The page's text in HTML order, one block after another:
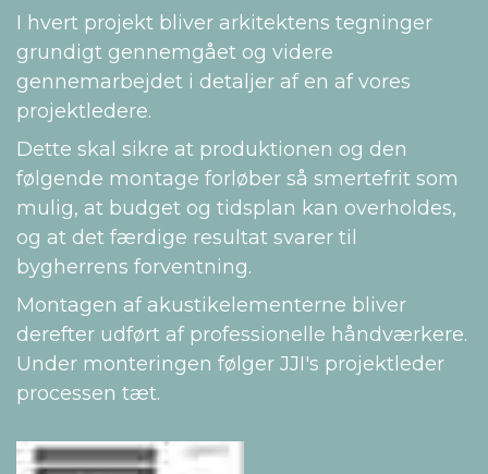
I hvert projekt bliver arkitektens tegninger
grundigt gennemgået og videre
gennemarbejdet i detaljer af en af vores
projektledere.
Dette skal sikre at produktionen og den
følgende montage forløber så smertefrit som
mulig, at budget og tidsplan kan overholdes,
og at det færdige resultat svarer til
bygherrens forventning.
Montagen af akustikelementerne bliver
derefter udført af professionelle håndværkere.
Under monteringen følger JJI's projektleder
processen tæt.